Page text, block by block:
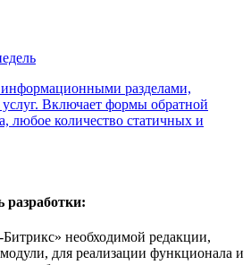
разделами,
Включает формы обратной
любое количество статичных и
разработки:
необходимой редакции,
для реализации функционала и